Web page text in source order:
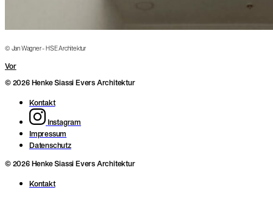
© Jan Wagner - HSE Architektur
Vor
© 2026 Henke Siassi Evers Architektur
Kontakt
Instagram
Impressum
Datenschutz
© 2026 Henke Siassi Evers Architektur
Kontakt